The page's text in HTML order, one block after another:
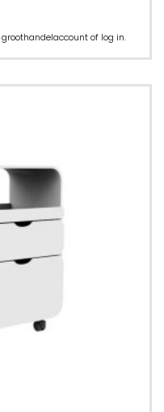
of log in.